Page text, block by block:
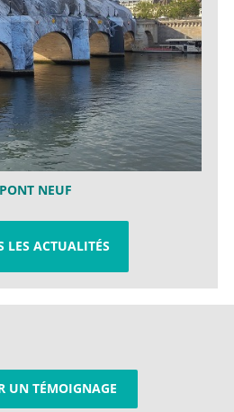
NEUF
LES ACTUALITÉS
UN TÉMOIGNAGE